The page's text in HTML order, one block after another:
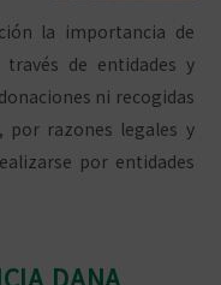
la importancia de
de entidades y
ni recogidas
por razones legales y
por entidades